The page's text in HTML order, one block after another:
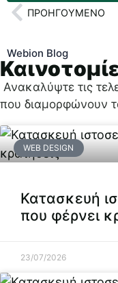
ΠΡΟΗΓΟΎΜΕΝΟ
Webion Blog
Ανακαλύψτε τις
που διαμορφώνουν
WEB DESIGN
Κατασκευή
που φέρνει
23/07/2026